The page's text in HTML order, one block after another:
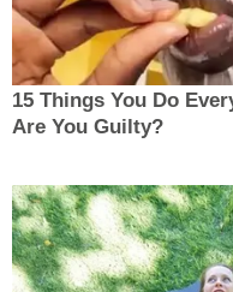
15 Things You Do
Are You Guilty?